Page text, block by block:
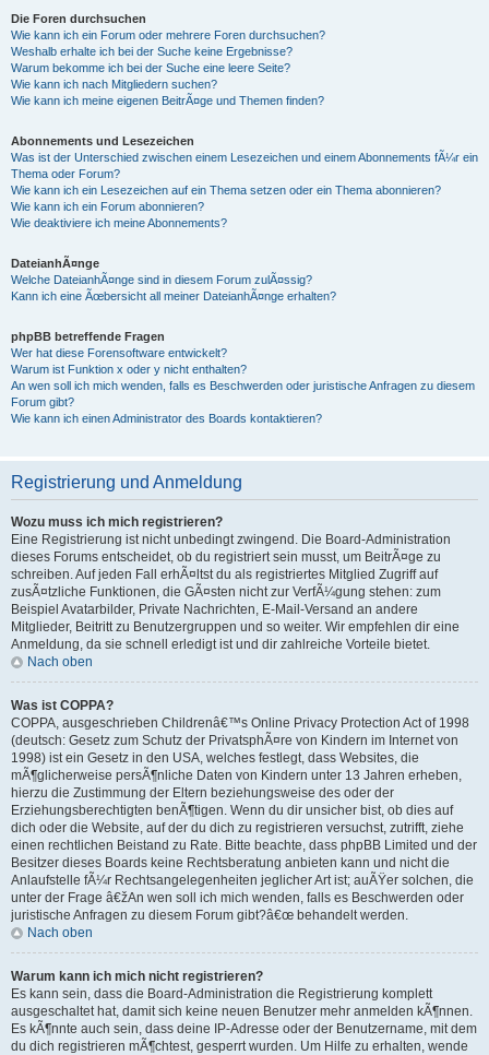
Die Foren durchsuchen
Wie kann ich ein Forum oder mehrere Foren durchsuchen?
Weshalb erhalte ich bei der Suche keine Ergebnisse?
Warum bekomme ich bei der Suche eine leere Seite?
Wie kann ich nach Mitgliedern suchen?
Wie kann ich meine eigenen BeitrÃ¤ge und Themen finden?
Abonnements und Lesezeichen
Was ist der Unterschied zwischen einem Lesezeichen und einem Abonnements fÃ¼r ein
Thema oder Forum?
Wie kann ich ein Lesezeichen auf ein Thema setzen oder ein Thema abonnieren?
Wie kann ich ein Forum abonnieren?
Wie deaktiviere ich meine Abonnements?
DateianhÃ¤nge
Welche DateianhÃ¤nge sind in diesem Forum zulÃ¤ssig?
Kann ich eine Ãœbersicht all meiner DateianhÃ¤nge erhalten?
phpBB betreffende Fragen
Wer hat diese Forensoftware entwickelt?
Warum ist Funktion x oder y nicht enthalten?
An wen soll ich mich wenden, falls es Beschwerden oder juristische Anfragen zu diesem
Forum gibt?
Wie kann ich einen Administrator des Boards kontaktieren?
Registrierung und Anmeldung
Wozu muss ich mich registrieren?
Eine Registrierung ist nicht unbedingt zwingend. Die Board-Administration
dieses Forums entscheidet, ob du registriert sein musst, um BeitrÃ¤ge zu
schreiben. Auf jeden Fall erhÃ¤ltst du als registriertes Mitglied Zugriff auf
zusÃ¤tzliche Funktionen, die GÃ¤sten nicht zur VerfÃ¼gung stehen: zum
Beispiel Avatarbilder, Private Nachrichten, E-Mail-Versand an andere
Mitglieder, Beitritt zu Benutzergruppen und so weiter. Wir empfehlen dir eine
Anmeldung, da sie schnell erledigt ist und dir zahlreiche Vorteile bietet.
Nach oben
Was ist COPPA?
COPPA, ausgeschrieben Childrenâ€™s Online Privacy Protection Act of 1998
(deutsch: Gesetz zum Schutz der PrivatsphÃ¤re von Kindern im Internet von
1998) ist ein Gesetz in den USA, welches festlegt, dass Websites, die
mÃ¶glicherweise persÃ¶nliche Daten von Kindern unter 13 Jahren erheben,
hierzu die Zustimmung der Eltern beziehungsweise des oder der
Erziehungsberechtigten benÃ¶tigen. Wenn du dir unsicher bist, ob dies auf
dich oder die Website, auf der du dich zu registrieren versuchst, zutrifft, ziehe
einen rechtlichen Beistand zu Rate. Bitte beachte, dass phpBB Limited und der
Besitzer dieses Boards keine Rechtsberatung anbieten kann und nicht die
Anlaufstelle fÃ¼r Rechtsangelegenheiten jeglicher Art ist; auÃŸer solchen, die
unter der Frage â€žAn wen soll ich mich wenden, falls es Beschwerden oder
juristische Anfragen zu diesem Forum gibt?â€œ behandelt werden.
Nach oben
Warum kann ich mich nicht registrieren?
Es kann sein, dass die Board-Administration die Registrierung komplett
ausgeschaltet hat, damit sich keine neuen Benutzer mehr anmelden kÃ¶nnen.
Es kÃ¶nnte auch sein, dass deine IP-Adresse oder der Benutzername, mit dem
du dich registrieren mÃ¶chtest, gesperrt wurden. Um Hilfe zu erhalten, wende